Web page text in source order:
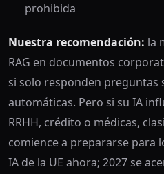
prohibida
Nuestra recomendación: la
RAG en documentos
si solo responden preguntas
automáticas. Pero si su IA
RRHH, crédito o médicas,
comience a prepararse para
IA de la UE ahora; 2027 se